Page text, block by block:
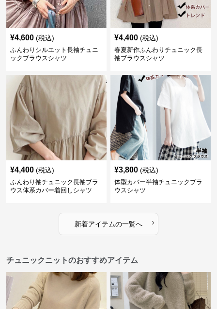
¥4,600 (税込)
ふんわりシルエット長袖チュニ
ックブラウスシャツ
¥4,400 (税込)
春夏新作ふんわりチュニック長
袖ブラウスシャツ
¥4,400 (税込)
ふんわり袖チュニック長袖ブラ
ウス体系カバー着回しシャツ
¥3,800 (税込)
体型カバー半袖チュニックブラ
ウスシャツ
新着アイテムの一覧へ ›
チュニックニットのおすすめアイテム